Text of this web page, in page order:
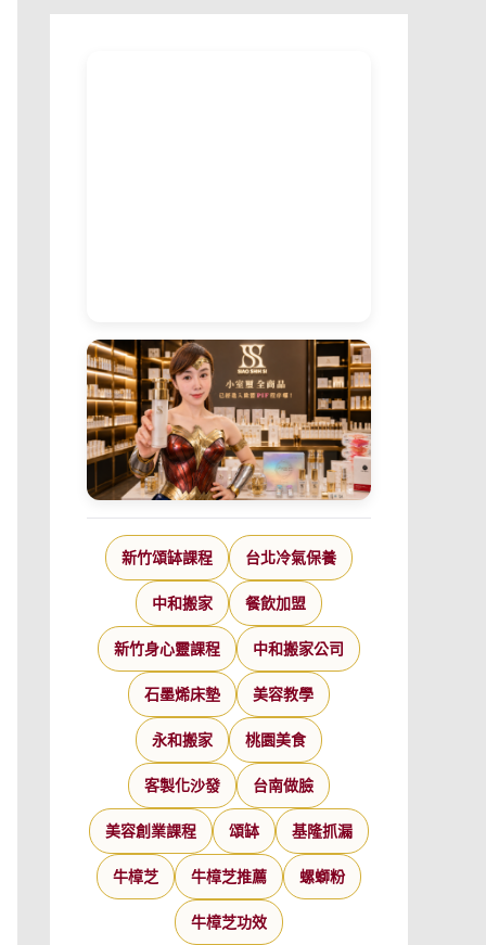
新竹頌缽課程 台北冷氣保養
中和搬家 餐飲加盟
新竹身心靈課程 中和搬家公司
石墨烯床墊 美容教學
永和搬家 桃園美食
客製化沙發 台南做臉
美容創業課程 頌缽 基隆抓漏
牛樟芝 牛樟芝推薦 螺螄粉
牛樟芝功效